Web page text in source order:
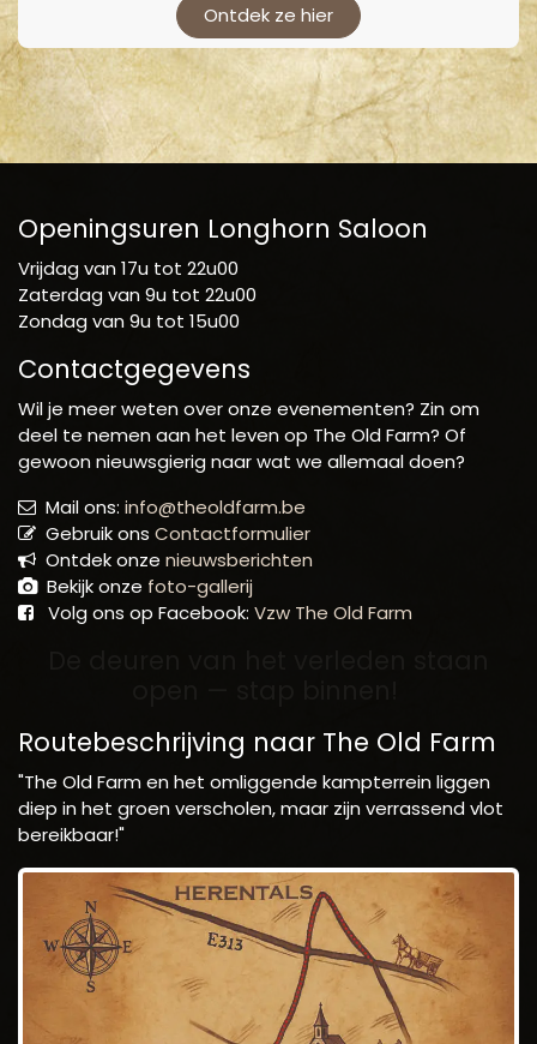
Ontdek ze hier
Openingsuren Longhorn Saloon
Vrijdag van 17u tot 22u00
Zaterdag van 9u tot 22u00
Zondag van 9u tot 15u00
Contactgegevens
Wil je meer weten over onze evenementen? Zin om
deel te nemen aan het leven op The Old Farm? Of
gewoon nieuwsgierig naar wat we allemaal doen?
Mail ons: info@theoldfarm.be
Gebruik ons Contactformulier
Ontdek onze nieuwsberichten
Bekijk onze foto-gallerij
Volg ons op Facebook: Vzw The Old Farm
Routebeschrijving naar The Old Farm
"The Old Farm en het omliggende kampterrein liggen
diep in het groen verscholen, maar zijn verrassend vlot
bereikbaar!"